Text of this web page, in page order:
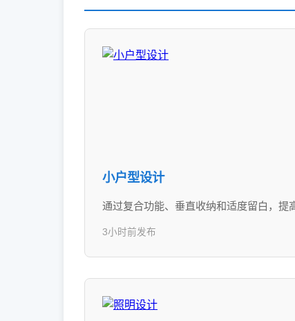
小户型设计
通过复合功能、垂直收纳和适度留白，提
3小时前发布